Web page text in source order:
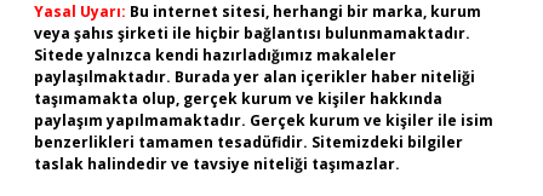
Yasal Uyarı: Bu internet sitesi, herhangi bir marka, kurum
veya şahıs şirketi ile hiçbir bağlantısı bulunmamaktadır.
Sitede yalnızca kendi hazırladığımız makaleler
paylaşılmaktadır. Burada yer alan içerikler haber niteliği
taşımamakta olup, gerçek kurum ve kişiler hakkında
paylaşım yapılmamaktadır. Gerçek kurum ve kişiler ile isim
benzerlikleri tamamen tesadüfidir. Sitemizdeki bilgiler
taslak halindedir ve tavsiye niteliği taşımazlar.